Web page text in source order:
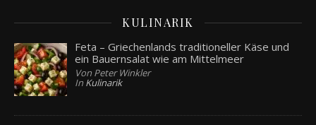
KULINARIK
Feta – Griechenlands traditioneller Käse und
ein Bauernsalat wie am Mittelmeer
Von Peter Winkler
In Kulinarik